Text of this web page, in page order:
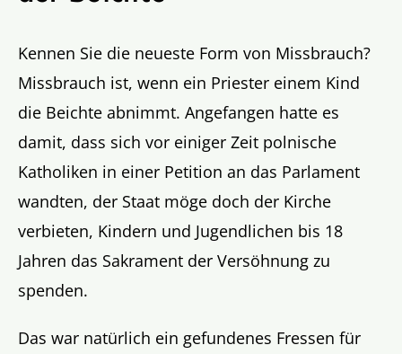
Kennen Sie die neueste Form von Missbrauch?
Missbrauch ist, wenn ein Priester einem Kind
die Beichte abnimmt. Angefangen hatte es
damit, dass sich vor einiger Zeit polnische
Katholiken in einer Petition an das Parlament
wandten, der Staat möge doch der Kirche
verbieten, Kindern und Jugendlichen bis 18
Jahren das Sakrament der Versöhnung zu
spenden.
Das war natürlich ein gefundenes Fressen für